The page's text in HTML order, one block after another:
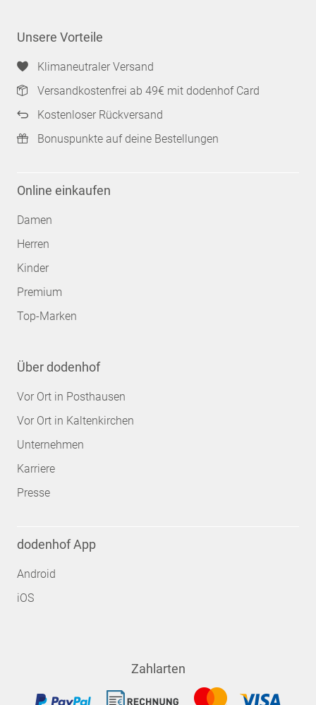
Unsere Vorteile
Klimaneutraler Versand
Versandkostenfrei ab 49€ mit dodenhof Card
Kostenloser Rückversand
Bonuspunkte auf deine Bestellungen
Online einkaufen
Damen
Herren
Kinder
Premium
Top-Marken
Über dodenhof
Vor Ort in Posthausen
Vor Ort in Kaltenkirchen
Unternehmen
Karriere
Presse
dodenhof App
Android
iOS
Zahlarten